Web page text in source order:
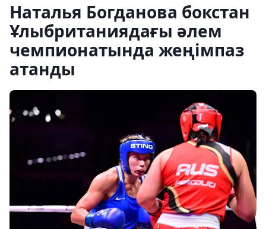
Наталья Богданова бокстан
Ұлыбританиядағы әлем
чемпионатында жеңімпаз
атанды